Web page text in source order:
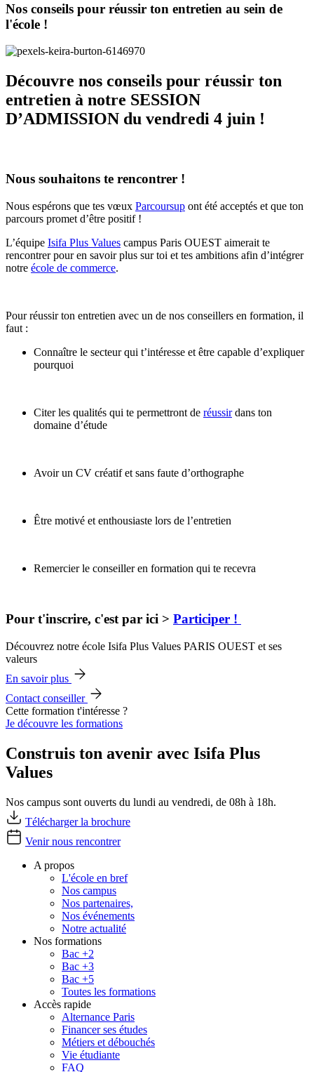
Nos conseils pour réussir ton entretien au sein de
l'école !
Découvre nos conseils pour réussir ton
entretien à notre SESSION
D’ADMISSION du vendredi 4 juin !
Nous souhaitons te rencontrer !
Nous espérons que tes vœux Parcoursup ont été acceptés et que ton
parcours promet d’être positif !
L’équipe Isifa Plus Values campus Paris OUEST aimerait te
rencontrer pour en savoir plus sur toi et tes ambitions afin d’intégrer
notre école de commerce.
Pour réussir ton entretien avec un de nos conseillers en formation, il
faut :
Connaître le secteur qui t’intéresse et être capable d’expliquer
pourquoi
Citer les qualités qui te permettront de réussirdans ton
domaine d’étude
Avoir un CV créatif et sans faute d’orthographe
Être motivé et enthousiaste lors de l’entretien
Remercier le conseiller en formation qui te recevra
Pour t'inscrire, c'est par ici > Participer !
Découvrez notre école Isifa Plus Values PARIS OUEST et ses
valeurs
En savoir plus
Contact conseiller
Cette formation t'intéresse ?
Je découvre les formations
Construis ton avenir avec Isifa Plus
Values
Nos campus sont ouverts du lundi au vendredi, de 08h à 18h.
Télécharger la brochure
Venir nous rencontrer
A propos
L'école en bref
Nos campus
Nos partenaires,
Nos événements
Notre actualité
Nos formations
Bac +2
Bac +3
Bac +5
Toutes les formations
Accès rapide
Alternance Paris
Financer ses études
Métiers et débouchés
Vie étudiante
FAQ